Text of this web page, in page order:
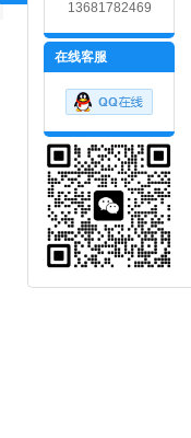
13681782469
在线客服